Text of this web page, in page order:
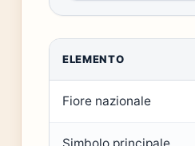
ELEMENTO
Fiore nazionale